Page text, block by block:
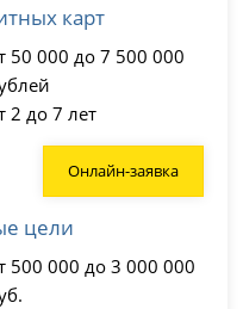
карт
50 000 до 7 500 000
2 до 7 лет
Онлайн-заявка
цели
500 000 до 3 000 000